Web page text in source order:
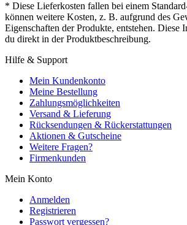
* Diese Lieferkosten fallen bei einem
können weitere Kosten, z. B. aufgrund des
Eigenschaften der Produkte, entstehen. Diese
du direkt in der Produktbeschreibung.
Hilfe & Support
Mein Kundenkonto
Meine Bestellung
Zahlungsmöglichkeiten
Versand & Lieferung
Rücksendungen & Rückerstattungen
Aktionen & Gutscheine
Weitere Fragen?
Firmenkunden
Mein Konto
Anmelden
Registrieren
Passwort vergessen?